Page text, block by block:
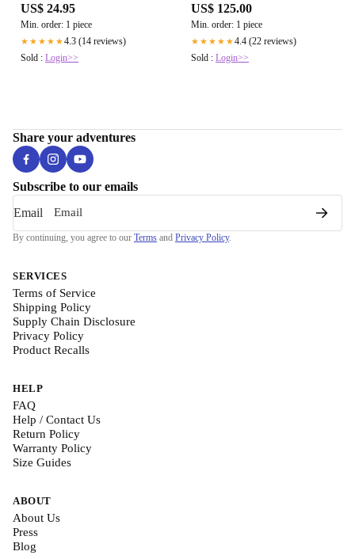
US$ 24.95
Min. order: 1 piece
★★★★★4.3 (14 reviews)
Sold : Login>>
US$ 125.00
Min. order: 1 piece
★★★★★4.4 (22 reviews)
Sold : Login>>
Share your adventures
Subscribe to our emails
Email
By continuing, you agree to our Terms and Privacy Policy.
SERVICES
Terms of Service
Shipping Policy
Supply Chain Disclosure
Privacy Policy
Product Recalls
HELP
FAQ
Help / Contact Us
Return Policy
Warranty Policy
Size Guides
ABOUT
About Us
Press
Blog